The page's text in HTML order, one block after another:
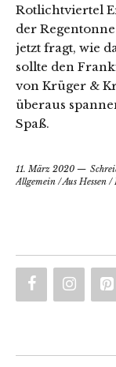
Rotlichtviertel
der
jetzt fragt, wie
sollte den
von Krüger &
überaus
Spaß.
11. März 2020
Allgemein /Aus Hessen /